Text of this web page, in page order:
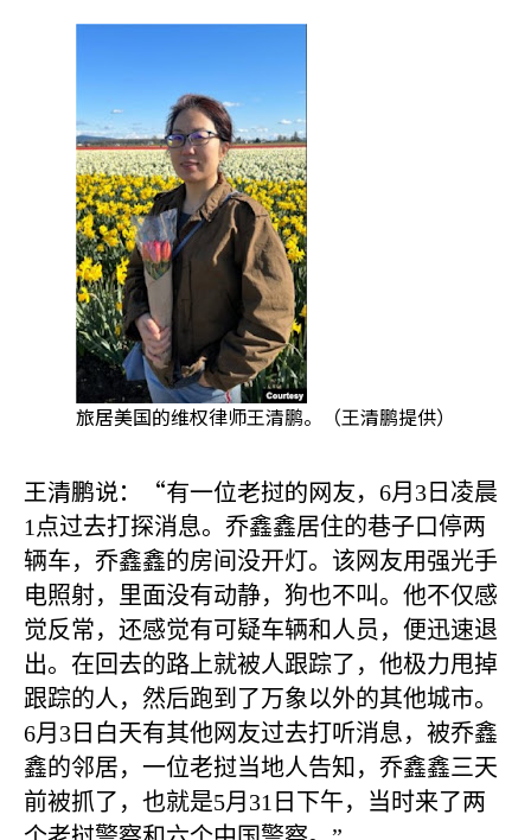
旅居美国的维权律师王清鹏。（王清鹏提供）
王清鹏说：“有一位老挝的网友， 6月 3 日凌晨
1 点过去打探消息。乔鑫鑫居住的巷子口停两
辆车，乔鑫鑫的房间没开灯。该网友用强光手
电照射，里面没有动静，狗也不叫。他不仅感
觉反常，还感觉有可疑车辆和人员，便迅速退
出。在回去的路上就被人跟踪了，他极力甩掉
跟踪的人，然后跑到了万象以外的其他城市。
6月 3 日白天有其他网友过去打听消息，被乔鑫
鑫的邻居，一位老挝当地人告知，乔鑫鑫三天
前被抓了，也就是5月 31 日下午，当时来了两